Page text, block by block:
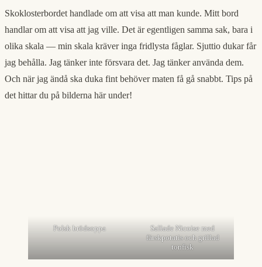
Skoklosterbordet handlade om att visa att man kunde. Mitt bord
handlar om att visa att jag ville. Det är egentligen samma sak, bara i
olika skala — min skala kräver inga fridlysta fåglar. Sjuttio dukar får
jag behålla. Jag tänker inte försvara det. Jag tänker använda dem.
Och när jag ändå ska duka fint behöver maten få gå snabbt. Tips på
det hittar du på bilderna här under!
Polsk brödsoppa
Sallade Nicoise med
färskpotatis och grillad
tonfisk